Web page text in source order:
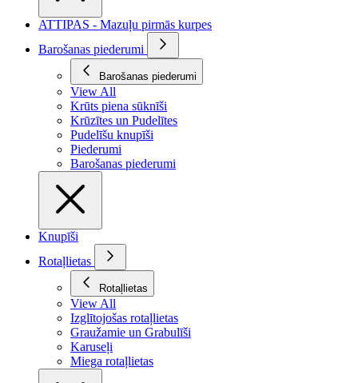
ATTIPAS - Mazuļu pirmās kurpes
Barošanas piederumi
Barošanas piederumi
View All
Krūts piena sūknīši
Krūzītes un Pudelītes
Pudelīšu knupīši
Piederumi
Barošanas piederumi
Knupīši
Rotaļlietas
Rotaļlietas
View All
Izglītojošas rotaļlietas
Graužamie un Grabulīši
Karuseļi
Miega rotaļlietas